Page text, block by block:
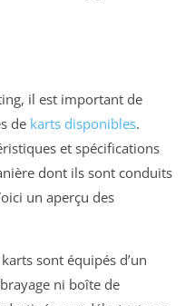
il est important de
de karts disponibles.
et spécifications
dont ils sont conduits
un aperçu des
sont équipés d’un
ni boîte de